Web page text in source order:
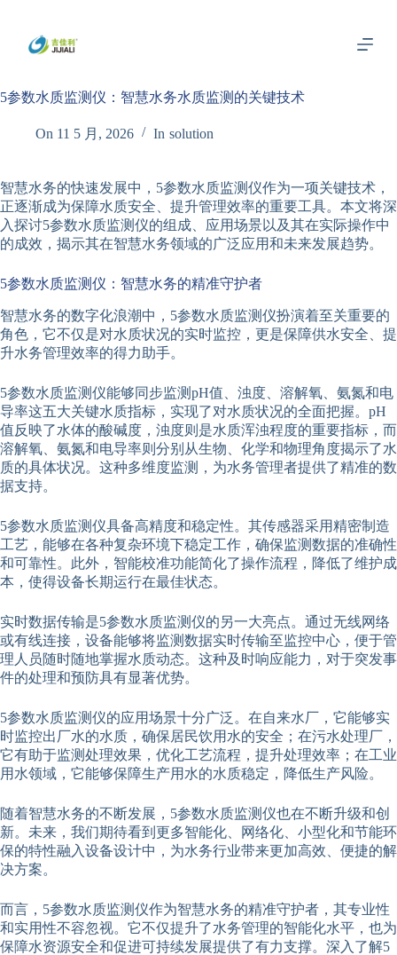
内
5参数水质监测仪：智慧水务水质监测的关键技术
On 11 5 月, 2026 In solution
智慧水务的快速发展中，5参数水质监测仪作为一项关键技术，
正逐渐成为保障水质安全、提升管理效率的重要工具。本文将深
入探讨5参数水质监测仪的组成、应用场景以及其在实际操作中
的成效，揭示其在智慧水务领域的广泛应用和未来发展趋势。
5参数水质监测仪：智慧水务的精准守护者
智慧水务的数字化浪潮中，5参数水质监测仪扮演着至关重要的
角色，它不仅是对水质状况的实时监控，更是保障供水安全、提
升水务管理效率的得力助手。
5参数水质监测仪能够同步监测pH值、浊度、溶解氧、氨氮和电
导率这五大关键水质指标，实现了对水质状况的全面把握。pH
值反映了水体的酸碱度，浊度则是水质浑浊程度的重要指标，而
溶解氧、氨氮和电导率则分别从生物、化学和物理角度揭示了水
质的具体状况。这种多维度监测，为水务管理者提供了精准的数
据支持。
5参数水质监测仪具备高精度和稳定性。其传感器采用精密制造
工艺，能够在各种复杂环境下稳定工作，确保监测数据的准确性
和可靠性。此外，智能校准功能简化了操作流程，降低了维护成
本，使得设备长期运行在最佳状态。
实时数据传输是5参数水质监测仪的另一大亮点。通过无线网络
或有线连接，设备能够将监测数据实时传输至监控中心，便于管
理人员随时随地掌握水质动态。这种及时响应能力，对于突发事
件的处理和预防具有显著优势。
5参数水质监测仪的应用场景十分广泛。在自来水厂，它能够实
时监控出厂水的水质，确保居民饮用水的安全；在污水处理厂，
它有助于监测处理效果，优化工艺流程，提升处理效率；在工业
用水领域，它能够保障生产用水的水质稳定，降低生产风险。
随着智慧水务的不断发展，5参数水质监测仪也在不断升级和创
新。未来，我们期待看到更多智能化、网络化、小型化和节能环
保的特性融入设备设计中，为水务行业带来更加高效、便捷的解
决方案。
而言，5参数水质监测仪作为智慧水务的精准守护者，其专业性
和实用性不容忽视。它不仅提升了水务管理的智能化水平，也为
保障水资源安全和促进可持续发展提供了有力支撑。深入了解5